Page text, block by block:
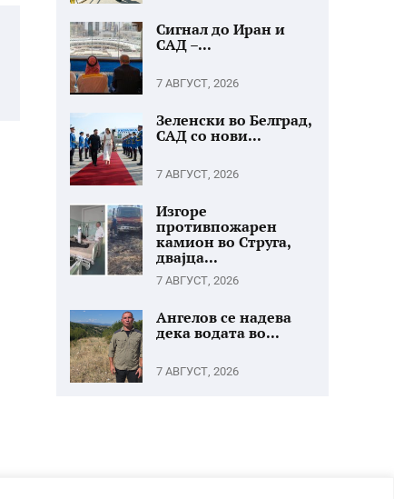
Сигнал до Иран и
САД –...
7 АВГУСТ, 2026
Зеленски во Белград,
САД со нови...
7 АВГУСТ, 2026
Изгоре
противпожарен
камион во Струга,
двајца...
7 АВГУСТ, 2026
Ангелов се надева
дека водата во...
7 АВГУСТ, 2026